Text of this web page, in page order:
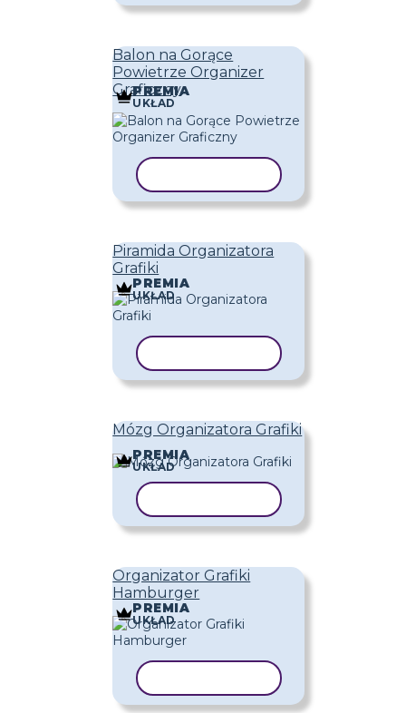
Balon na Gorące
Powietrze Organizer
Graficzny
PREMIA
UKŁAD
Piramida Organizatora
Grafiki
PREMIA
UKŁAD
Mózg Organizatora Grafiki
PREMIA
UKŁAD
Organizator Grafiki
Hamburger
PREMIA
UKŁAD